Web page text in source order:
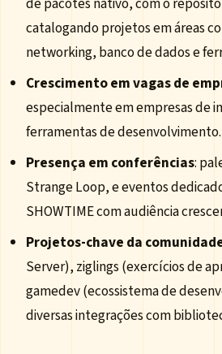
catalogando projetos em áreas
networking, banco de dados e
Crescimento em vagas de
especialmente em empresas de
ferramentas de desenvolvimento.
Presença em conferências:
Strange Loop, e eventos
SHOWTIME com audiência
Projetos-chave da
Server), ziglings (exercícios de
gamedev (ecossistema de
diversas integrações com